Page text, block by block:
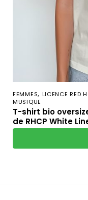
FEMMES, LICENCE RED
MUSIQUE
T-shirt bio
de RHCP White